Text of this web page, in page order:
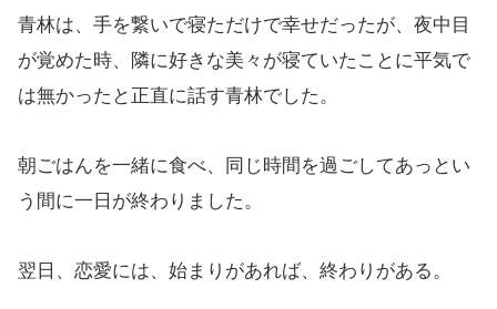
青林は、手を繋いで寝ただけで幸せだったが、夜中目
が覚めた時、隣に好きな美々が寝ていたことに平気で
は無かったと正直に話す青林でした。
朝ごはんを一緒に食べ、同じ時間を過ごしてあっとい
う間に一日が終わりました。
翌日、恋愛には、始まりがあれば、終わりがある。